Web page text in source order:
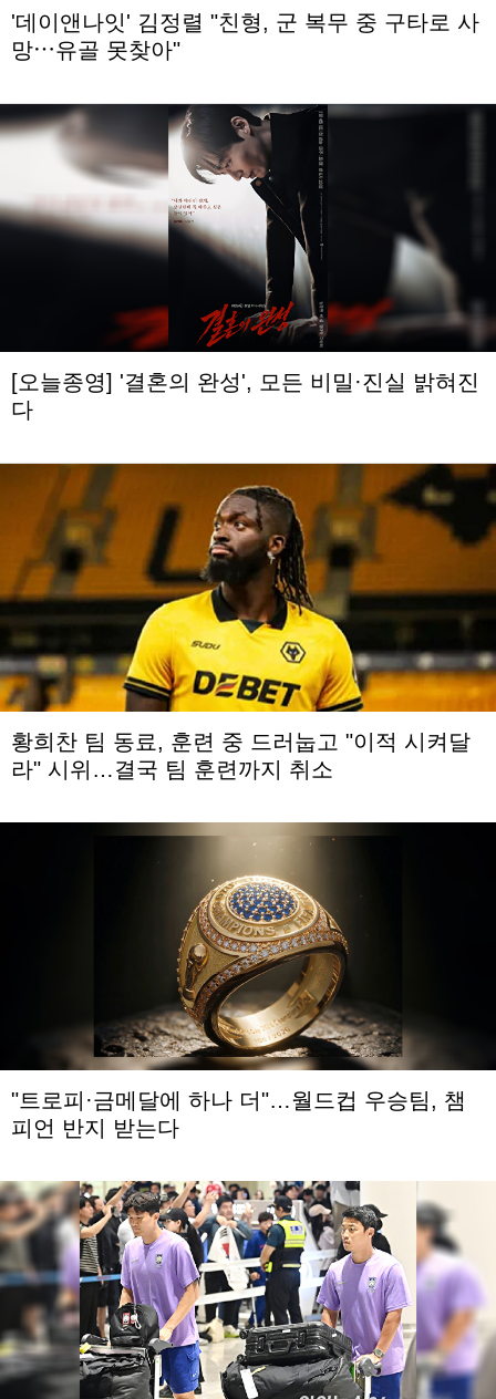
'데이앤나잇' 김정렬 "친형, 군 복무 중 구타로 사
망⋯유골 못찾아"
[오늘종영] '결혼의 완성', 모든 비밀·진실 밝혀진
다
황희찬 팀 동료, 훈련 중 드러눕고 "이적 시켜달
라" 시위…결국 팀 훈련까지 취소
"트로피·금메달에 하나 더"…월드컵 우승팀, 챔
피언 반지 받는다